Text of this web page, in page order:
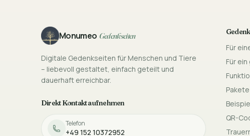
FooterMonumeo Gedenkseiten
Digitale Gedenkseiten für Menschen und Tiere
– liebevoll gestaltet, einfach geteilt und
dauerhaft erreichbar.
Direkt Kontakt aufnehmen
Telefon
+49 152 10372952
Für
Für
QR-